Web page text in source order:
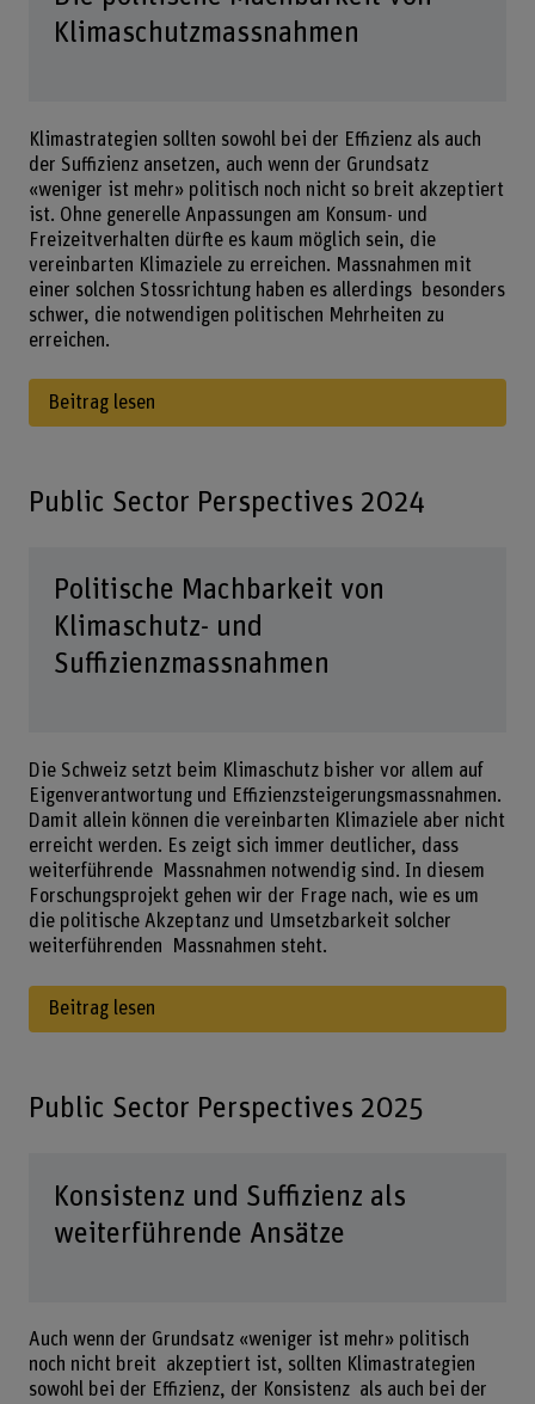
Klimaschutzmassnahmen
Klimastrategien sollten sowohl bei der Effizienz als auch
der Suffizienz ansetzen, auch wenn der Grundsatz
«weniger ist mehr» politisch noch nicht so breit akzeptiert
ist. Ohne generelle Anpassungen am Konsum- und
Freizeitverhalten dürfte es kaum möglich sein, die
vereinbarten Klimaziele zu erreichen. Massnahmen mit
einer solchen Stossrichtung haben es allerdings besonders
schwer, die notwendigen politischen Mehrheiten zu
erreichen.
Beitrag lesen
Public Sector Perspectives 2024
Politische Machbarkeit von
Klimaschutz- und
Suffizienzmassnahmen
Die Schweiz setzt beim Klimaschutz bisher vor allem auf
Eigenverantwortung und Effizienzsteigerungsmassnahmen.
Damit allein können die vereinbarten Klimaziele aber nicht
erreicht werden. Es zeigt sich immer deutlicher, dass
weiterführende Massnahmen notwendig sind. In diesem
Forschungsprojekt gehen wir der Frage nach, wie es um
die politische Akzeptanz und Umsetzbarkeit solcher
weiterführenden Massnahmen steht.
Beitrag lesen
Public Sector Perspectives 2025
Konsistenz und Suffizienz als
weiterführende Ansätze
Auch wenn der Grundsatz «weniger ist mehr» politisch
noch nicht breit akzeptiert ist, sollten Klimastrategien
sowohl bei der Effizienz, der Konsistenz als auch bei der